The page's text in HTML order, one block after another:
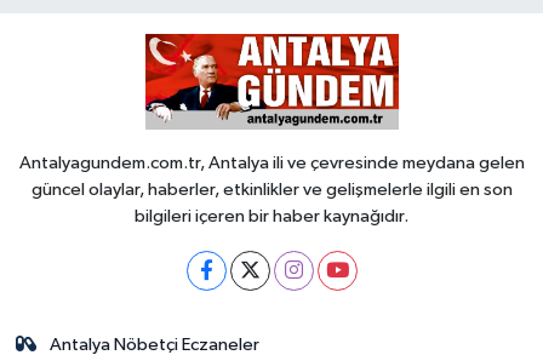
Antalyagundem.com.tr, Antalya ili ve çevresinde meydana gelen
güncel olaylar, haberler, etkinlikler ve gelişmelerle ilgili en son
bilgileri içeren bir haber kaynağıdır.
Antalya Nöbetçi Eczaneler